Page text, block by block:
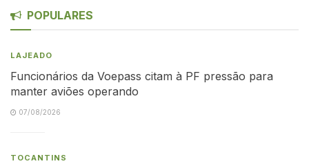
POPULARES
LAJEADO
Funcionários da Voepass citam à PF pressão para
manter aviões operando
07/08/2026
TOCANTINS